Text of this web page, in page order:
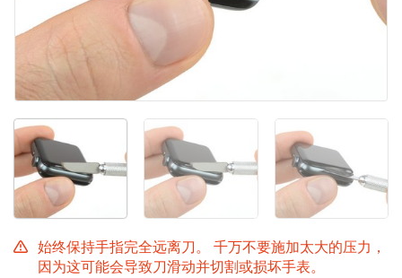
始终保持手指完全远离刀。 千万不要施加太大的压力，
因为这可能会导致刀滑动并切割或损坏手表。